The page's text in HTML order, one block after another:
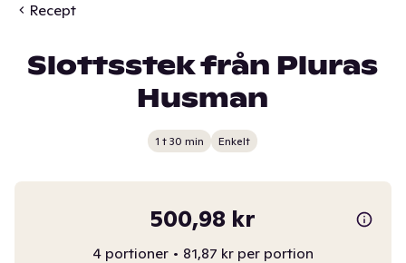
Recept
Slottsstek från Pluras
Husman
1 t 30 min Enkelt
500,98 kr
4 portioner • 81,87 kr per portion